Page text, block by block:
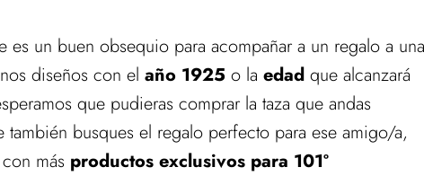
es un buen obsequio para acompañar a un regalo a una
diseños con el año 1925 o la edad que alcanzará
que pudieras comprar la taza que andas
busques el regalo perfecto para ese amigo/a,
más productos exclusivos para 101º